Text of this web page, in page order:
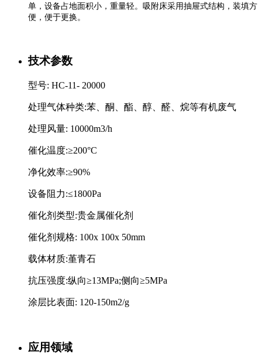
单，设备占地面积小，重量轻。吸附床采用抽屉式结构，装填方
便，便于更换。
技术参数
型号: HC-11- 20000
处理气体种类:苯、酮、酯、醇、醛、烷等有机废气
处理风量: 10000m3/h
催化温度:≥200°C
净化效率:≥90%
设备阻力:≤1800Pa
催化剂类型:贵金属催化剂
催化剂规格: 100x 100x 50mm
载体材质:堇青石
抗压强度:纵向≥13MPa;侧向≥5MPa
涂层比表面: 120-150m2/g
应用领域